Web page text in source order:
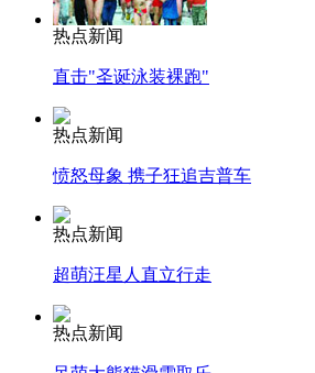
热点新闻
直击"圣诞泳装裸跑"
热点新闻
愤怒母象 携子狂追吉普车
热点新闻
超萌汪星人直立行走
热点新闻